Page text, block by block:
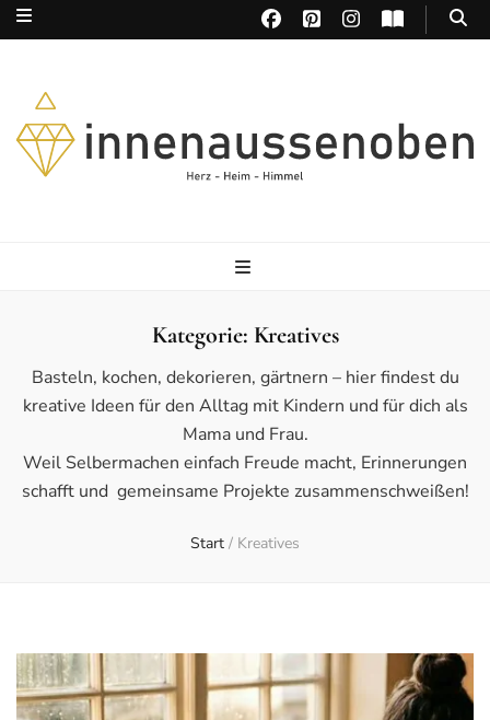
Kategorie: Kreatives
Basteln, kochen, dekorieren, gärtnern – hier findest du
kreative Ideen für den Alltag mit Kindern und für dich als
Mama und Frau.
Weil Selbermachen einfach Freude macht, Erinnerungen
schafft und gemeinsame Projekte zusammenschweißen!
Start / Kreatives